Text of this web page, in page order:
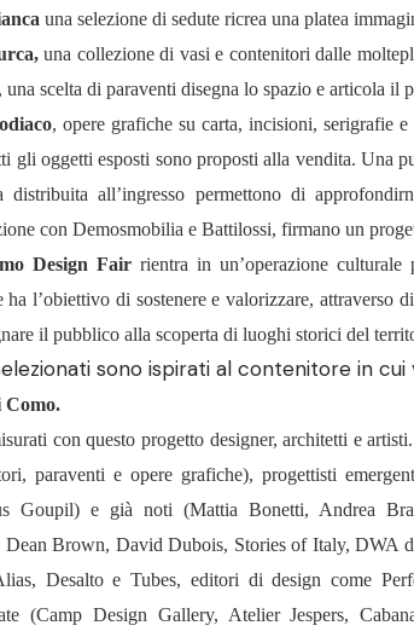
una selezione di sedute ricrea una platea
una collezione di vasi e contenitori dalle
una scelta di paraventi disegna lo spazio e articola il
, opere grafiche su carta, incisioni, serigrafie
gli oggetti esposti sono proposti alla vendita. Una
distribuita all’ingresso permettono di
con Demosmobilia e Battilossi, firmano un
Design Fairrientra in un’operazione culturale
ha l’obiettivo di sostenere e valorizzare, attraverso
il pubblico alla scoperta di luoghi storici del
sono ispirati al contenitore in
Como.
con questo progetto designer, architetti e
paraventi e opere grafiche), progettisti
Goupil) e già noti (Mattia Bonetti, Andrea
Dean Brown, David Dubois, Stories of Italy, DWA
Desalto e Tubes, editori di design come
(Camp Design Gallery, Atelier Jespers,